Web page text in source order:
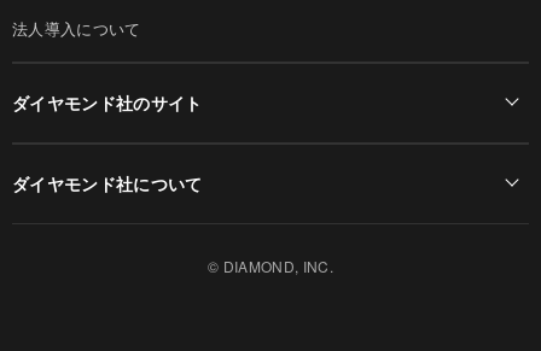
法人導入について
ダイヤモンド社のサイト
ダイヤモンド社について
© DIAMOND, INC.